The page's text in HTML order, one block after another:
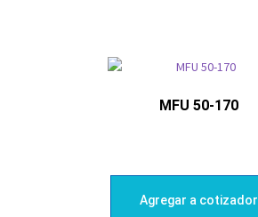
MFU 50-170
Agregar a cotizador